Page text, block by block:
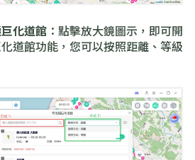
化道館 ：點擊放大鏡圖示，即可開
道館功能，您可以按照距離、等級